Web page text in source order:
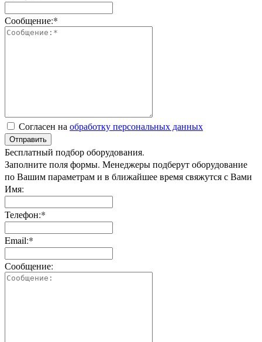
Сообщение:*
Согласен на обработку персональных данных
Отправить
Бесплатный подбор оборудования.
Заполните поля формы. Менеджеры подберут оборудование
по Вашим параметрам и в ближайшее время свяжутся с Вами
Имя:
Телефон:*
Email:*
Сообщение: